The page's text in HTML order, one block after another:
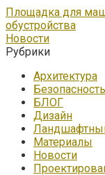
Площадка для
обустройства
Новости
Рубрики
Архитектура
Безопасность
БЛОГ
Дизайн
Материалы
Новости